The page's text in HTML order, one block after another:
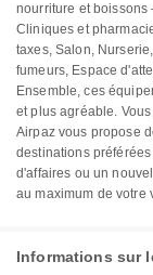
nourriture et boissons
Cliniques et
taxes, Salon,
fumeurs, Espace
Ensemble, ces
et plus agréable.
Airpaz vous propose
destinations
d'affaires ou un
au maximum de votre
Informations sur